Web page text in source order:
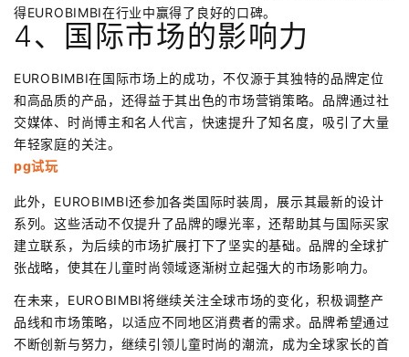
得EUROBIMBI在行业中赢得了良好的口碑。
4、国际市场的影响力
EUROBIMBI在国际市场上的成功，不仅源于其独特的品牌定位
和高品质的产品，还得益于其出色的市场营销策略。品牌通过社
交媒体、时尚博主和名人代言，快速提升了知名度，吸引了大量
年轻家庭的关注。
pg试玩
此外，EUROBIMBI还参加各类国际时装周，展示其最新的设计
系列。这些活动不仅提升了品牌的曝光率，还帮助其与国际买家
建立联系，为后续的市场扩展打下了坚实的基础。品牌的全球扩
张战略，使其在儿童时尚领域逐渐树立起强大的市场影响力。
在未来，EUROBIMBI将继续关注全球市场的变化，积极调整产
品线和市场策略，以适应不同地区消费者的需求。品牌希望通过
不断创新与努力，继续引领儿童时尚的潮流，成为全球家长的首